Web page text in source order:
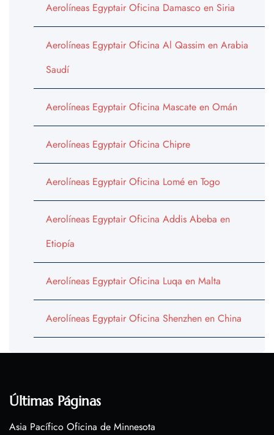
Aerolíneas Egyptair Oficina Damasco en Siria
Aerolíneas Egyptair Oficina Al Qassim en Arabia
Saudí
Aerolíneas Egyptair Oficina Mascate en Omán
Aerolíneas Egyptair Oficina Chipre
Aerolíneas Egyptair Oficina Lomé en Togo
Aerolíneas Egyptair Oficina Addis Abeba en
Etiopía
Aerolíneas Egyptair Oficina Luqa en Malta
Aerolíneas Egyptair Oficina Shenzhen en China
Últimas Páginas
Asia Pacífico Oficina de Minnesota